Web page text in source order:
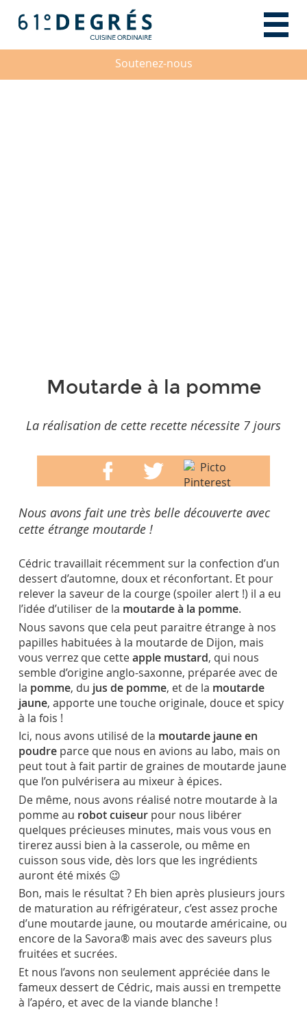
Soutenez-nous
Moutarde à la pomme
La réalisation de cette recette nécessite 7 jours
Nous avons fait une très belle découverte avec
cette étrange moutarde !
Cédric travaillait récemment sur la confection d’un
dessert d’automne, doux et réconfortant. Et pour
relever la saveur de la courge (spoiler alert !) il a eu
l’idée d’utiliser de la moutarde à la pomme.
Nous savons que cela peut paraitre étrange à nos
papilles habituées à la moutarde de Dijon, mais
vous verrez que cetteapple mustard, qui nous
semble d’origine anglo-saxonne, préparée avec de
la pomme, du jus de pomme, et de la moutarde
jaune, apporte une touche originale, douce et spicy
à la fois !
Ici, nous avons utilisé de la moutarde jaune en
poudreparce que nous en avions au labo, mais on
peut tout à fait partir de graines de moutarde jaune
que l’on pulvérisera au mixeur à épices.
De même, nous avons réalisé notre moutarde à la
pomme au robot cuiseurpour nous libérer
quelques précieuses minutes, mais vous vous en
tirerez aussi bien à la casserole, ou même en
cuisson sous vide, dès lors que les ingrédients
auront été mixés 😉
Bon, mais le résultat ? Eh bien après plusieurs jours
de maturation au réfrigérateur, c’est assez proche
d’une moutarde jaune, ou moutarde américaine, ou
encore de la Savora® mais avec des saveurs plus
fruitées et sucrées.
Et nous l’avons non seulement appréciée dans le
fameux dessert de Cédric, mais aussi en trempette
à l’apéro, et avec de la viande blanche !